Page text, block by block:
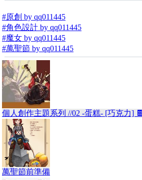
#原創 by qq011445
#角色設計 by qq011445
#魔女 by qq011445
#萬聖節 by qq011445
個人創作主題系列 //02 -蛋糕- [巧克力] 🍫
萬聖節前準備